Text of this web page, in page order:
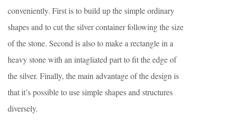
conveniently. First is to build up the simple ordinary
shapes and to cut the silver container following the size
of the stone. Second is also to make a rectangle in a
heavy stone with an intagliated part to fit the edge of
the silver. Finally, the main advantage of the design is
that it’s possible to use simple shapes and structures
diversely.